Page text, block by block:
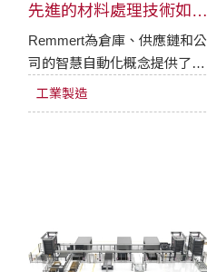
先進的材料處理技術如何
運行?
Remmert為倉庫、供應鏈和公
司的智慧自動化概念提供了新
的創新動力。越來越多的內部
應用物流是基於人工智慧和智
工業製造